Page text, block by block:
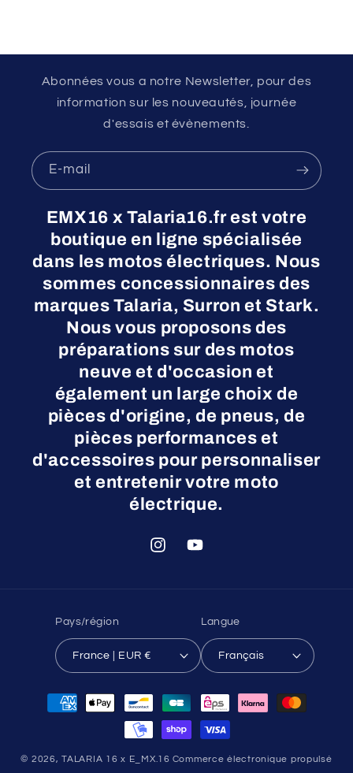
Abonnées vous a notre Newsletter, pour des
information sur les nouveautés, journée
d'essais et évènements.
E-mail
EMX16 x Talaria16.fr est votre
boutique en ligne spécialisée
dans les motos électriques. Nous
sommes concessionnaires des
marques Talaria, Surron et Stark.
Nous vous proposons des
préparations sur des motos
neuve et d'occasion et
également un large choix de
pièces d'origine, de pneus, de
pièces performances et
d'accessoires pour personnaliser
et entretenir votre moto
électrique.
InstagramYouTube
Pays/région
France | EUR €
Langue
Français
Moyens
© 2026,TALARIA 16 x E_MX.16 Commerce électronique propulsé